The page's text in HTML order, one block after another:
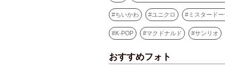
#ちいかわ #ユニクロ # ミスタード
#K-POP #マクドナルド #サンリオ
おすすめフォト